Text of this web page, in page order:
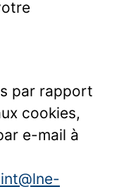
par rapport
cookies,
e-mail à